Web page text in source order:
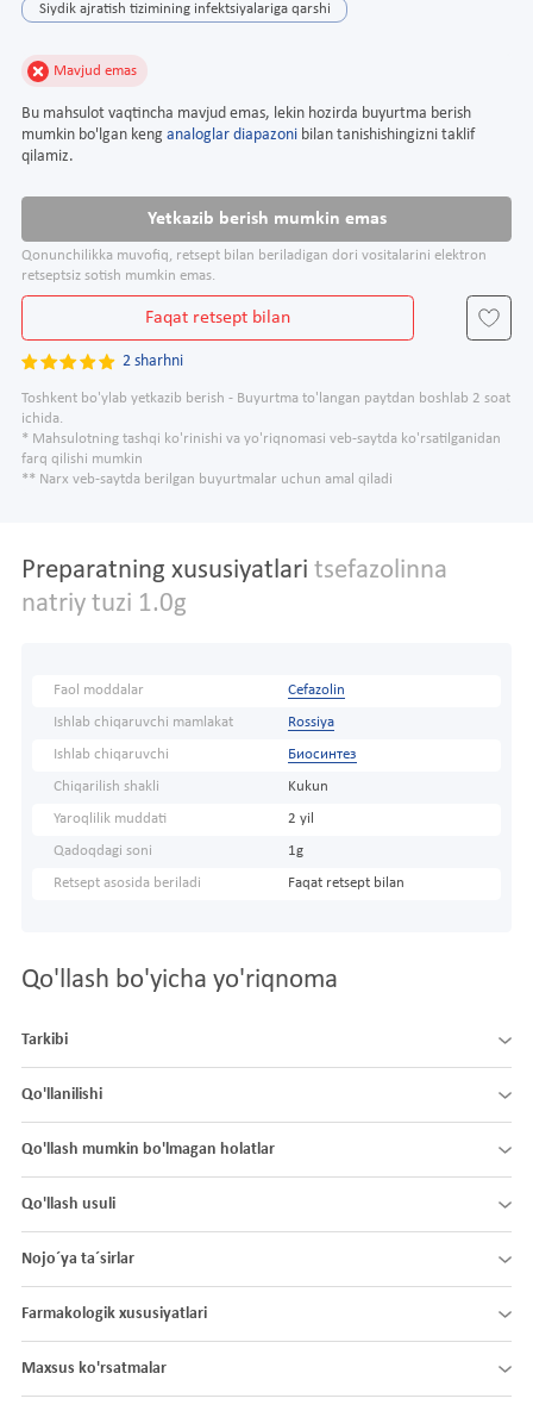
Siydik ajratish tizimining infektsiyalariga qarshi
Mavjud emas
Bu mahsulot vaqtincha mavjud emas, lekin hozirda buyurtma berish
mumkin bo'lgan keng analoglar diapazoni bilan tanishishingizni taklif
qilamiz.
Yetkazib berish mumkin emas
Qonunchilikka muvofiq, retsept bilan beriladigan dori vositalarini elektron
retseptsiz sotish mumkin emas.
Faqat retsept bilan
2 sharhni
Toshkent bo'ylab yetkazib berish - Buyurtma to'langan paytdan boshlab 2 soat
ichida.
* Mahsulotning tashqi ko'rinishi va yo'riqnomasi veb-saytda ko'rsatilganidan
farq qilishi mumkin
** Narx veb-saytda berilgan buyurtmalar uchun amal qiladi
Preparatning xususiyatlari tsefazolinna
natriy tuzi 1.0g
Faol moddalar Cefazolin
Ishlab chiqaruvchi mamlakat Rossiya
Ishlab chiqaruvchi Биосинтез
Chiqarilish shakli Kukun
Yaroqlilik muddati 2 yil
Qadoqdagi soni 1g
Retsept asosida beriladi Faqat retsept bilan
Qo'llash bo'yicha yo'riqnoma
Tarkibi
Qo'llanilishi
Qo'llash mumkin bo'lmagan holatlar
Qo'llash usuli
Nojo´ya ta´sirlar
Farmakologik xususiyatlari
Maxsus ko'rsatmalar